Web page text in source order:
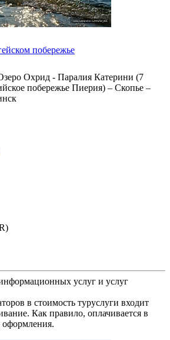
побережье
Охрид - Паралия Катерини (7
побережье Пиерия) – Скопье –
услуг и услуг
в стоимость туруслуги входит
Как правило, оплачивается в
оформления.